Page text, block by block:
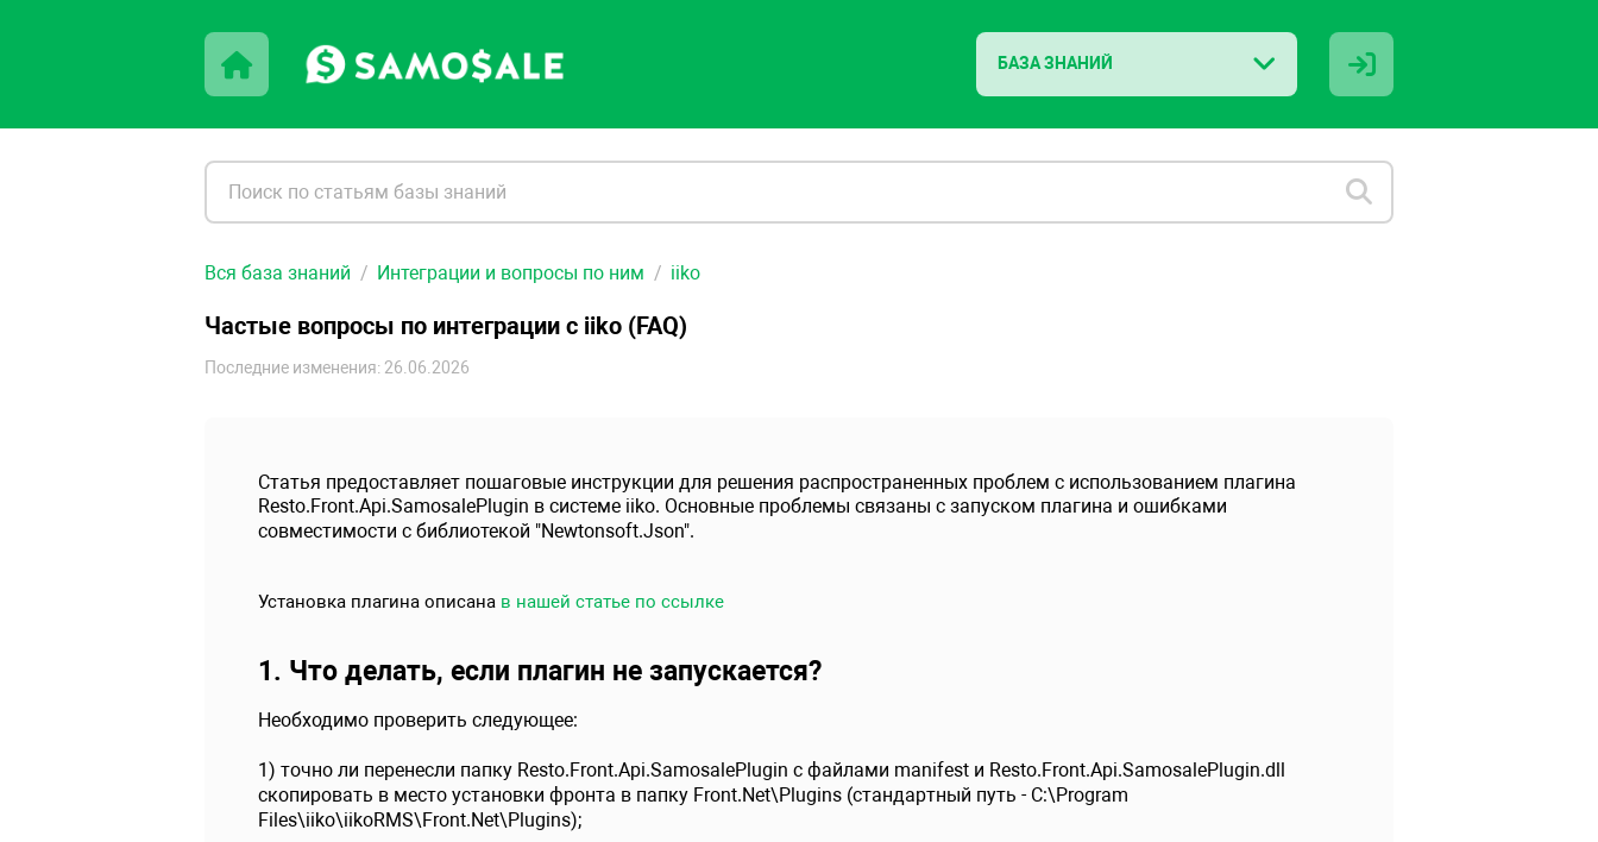
БАЗА ЗНАНИЙ
Вся база знаний Интеграции и вопросы по ним iiko
Частые вопросы по интеграции с iiko (FAQ)
Последние изменения: 26.06.2026
Статья предоставляет пошаговые инструкции для решения распространенных проблем с использованием плагина
Resto.Front.Api.SamosalePlugin в системе iiko. Основные проблемы связаны с запуском плагина и ошибками
совместимости с библиотекой "Newtonsoft.Json".
Установка плагина описана в нашей статье по ссылке
1. Что делать, если плагин не запускается?
Необходимо проверить следующее:
1) точно ли перенесли папку Resto.Front.Api.SamosalePlugin с файлами manifest и Resto.Front.Api.SamosalePlugin.dll
скопировать в место установки фронта в папку Front.Net\Plugins (стандартный путь - C:\Program
Files\iiko\iikoRMS\Front.Net\Plugins);